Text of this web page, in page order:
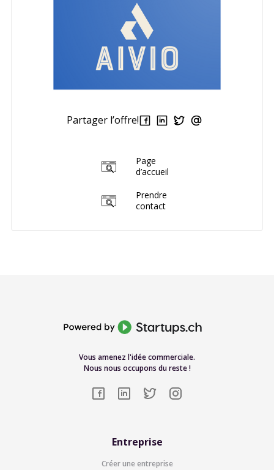
Partager l’offre!
Page
d’accueil
Prendre
contact
Vous amenez l'idée commerciale.
Nous nous occupons du reste !
Entreprise
Créer une entreprise